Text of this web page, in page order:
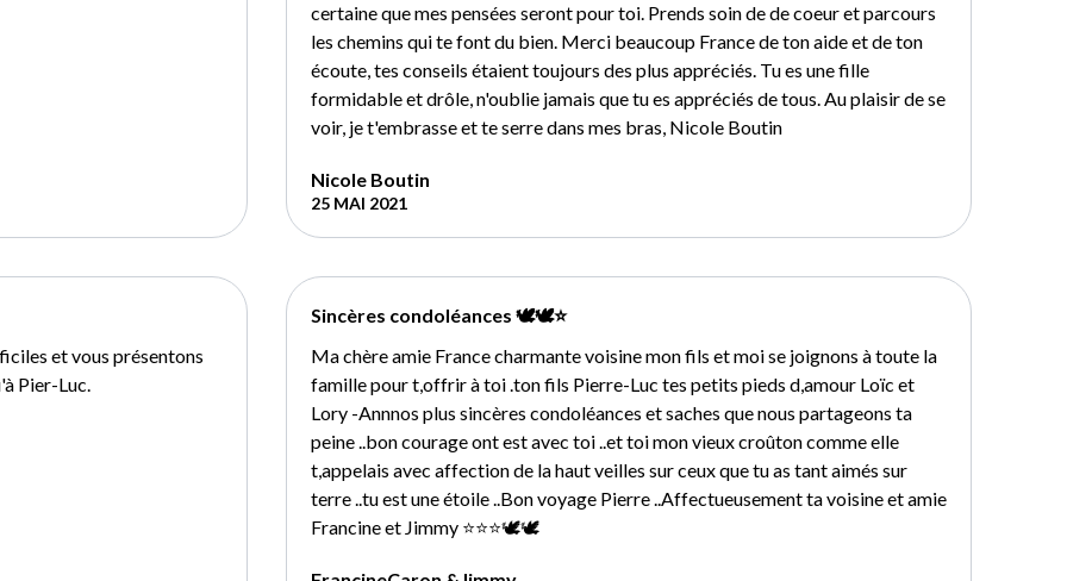
certaine que mes pensées seront pour toi. Prends soin de de coeur et parcours
les chemins qui te font du bien. Merci beaucoup France de ton aide et de ton
écoute, tes conseils étaient toujours des plus appréciés. Tu es une fille
formidable et drôle, n'oublie jamais que tu es appréciés de tous. Au plaisir de se
voir, je t'embrasse et te serre dans mes bras, Nicole Boutin
Nicole Boutin
25 MAI 2021
et vous présentons
Pier-Luc.
Sincères condoléances 🕊🕊⭐️
Ma chère amie France charmante voisine mon fils et moi se joignons à toute la
famille pour t,offrir à toi .ton fils Pierre-Luc tes petits pieds d,amour Loïc et
Lory -Annnos plus sincères condoléances et saches que nous partageons ta
peine ..bon courage ont est avec toi ..et toi mon vieux croûton comme elle
t,appelais avec affection de la haut veilles sur ceux que tu as tant aimés sur
terre ..tu est une étoile ..Bon voyage Pierre ..Affectueusement ta voisine et amie
Francine et Jimmy ⭐️⭐️⭐️🕊🕊